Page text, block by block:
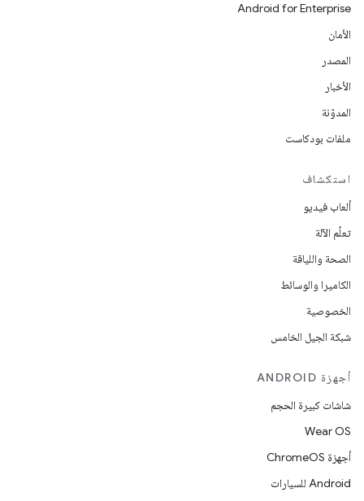
Android for Enterprise
الأمان
المصدر
الأخبار
المدوّنة
ملفات بودكاست
استكشاف
ألعاب فيديو
تعلُم الآلة
الصحة واللياقة
الكاميرا والوسائط
الخصوصية
شبكة الجيل الخامس
أجهزة ANDROID
شاشات كبيرة الحجم
Wear OS
أجهزة ChromeOS
Android للسيارات